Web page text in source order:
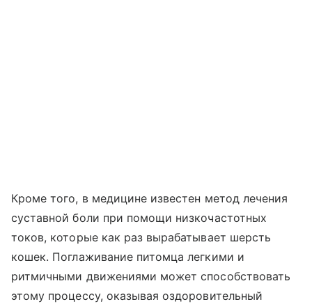
Кроме того, в медицине известен метод лечения
суставной боли при помощи низкочастотных
токов, которые как раз вырабатывает шерсть
кошек. Поглаживание питомца легкими и
ритмичными движениями может способствовать
этому процессу, оказывая оздоровительный